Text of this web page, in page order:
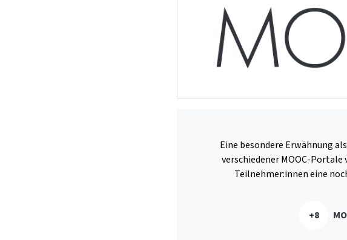
Eine besondere Erwähnung
verschiedener MOOC-
Teilnehmer:innen eine
+8